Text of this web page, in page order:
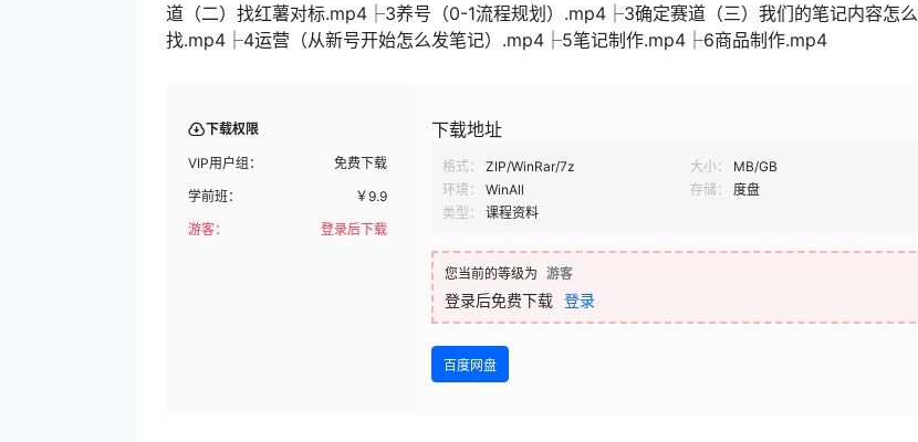
道（二）找红薯对标.mp4├3养号（0-1流程规划）.mp4├3确定赛道（三）我们的笔记内容怎么
找.mp4├4运营（从新号开始怎么发笔记）.mp4├5笔记制作.mp4├6商品制作.mp4
下载权限
VIP用户组：
免费下载
学前班：
￥9.9
游客：
登录后下载
下载地址
格式： ZIP/WinRar/7z 大小：
MB/GB
环境：
WinAll 存储：
度盘
类型：
课程资料
您当前的等级为 游客
登录后免费下载 登录
百度网盘